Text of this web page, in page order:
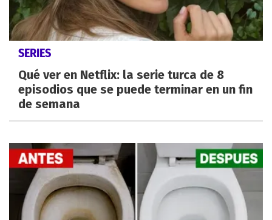
SERIES
Qué ver en Netflix: la serie turca de 8
episodios que se puede terminar en un fin
de semana